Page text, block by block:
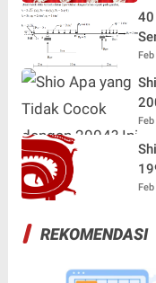
40
REKOMENDASI